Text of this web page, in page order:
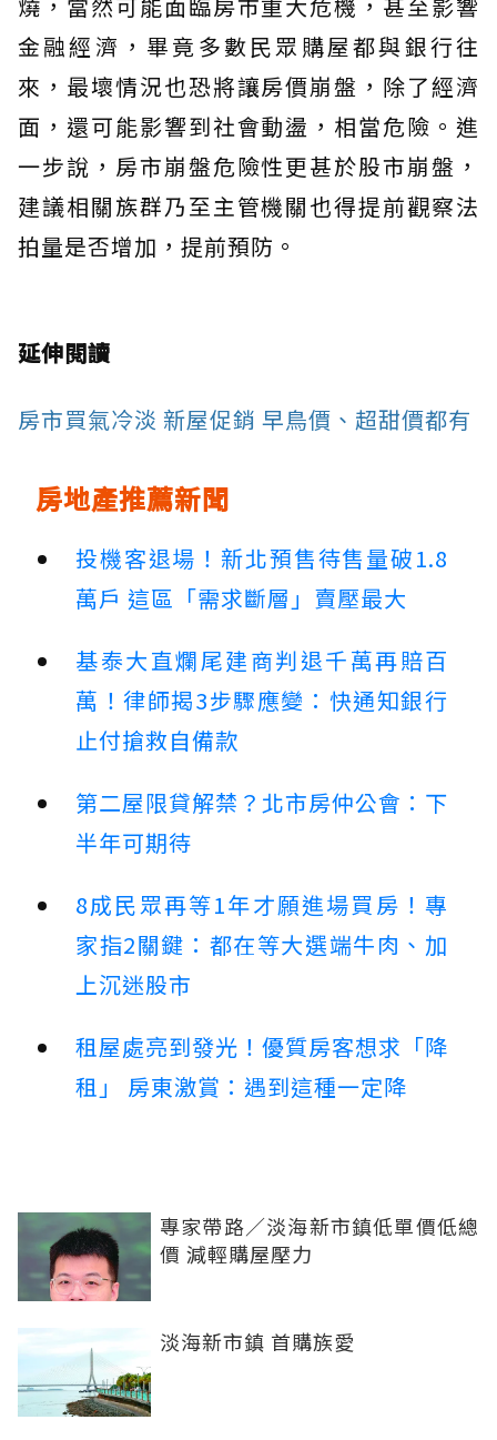
金融經濟，畢竟多數民眾購屋都與銀行往
來，最壞情況也恐將讓房價崩盤，除了經濟
面，還可能影響到社會動盪，相當危險。進
一步說，房市崩盤危險性更甚於股市崩盤，
建議相關族群乃至主管機關也得提前觀察法
拍量是否增加，提前預防。
延伸閱讀
房市買氣冷淡 新屋促銷 早鳥價、超甜價都有
房地產推薦新聞
投機客退場！新北預售待售量破1.8
萬戶 這區「需求斷層」賣壓最大
基泰大直爛尾建商判退千萬再賠百
萬！律師揭3步驟應變：快通知銀行
止付搶救自備款
第二屋限貸解禁？北市房仲公會：下
半年可期待
8成民眾再等1年才願進場買房！專
家指2關鍵：都在等大選端牛肉、加
上沉迷股市
租屋處亮到發光！優質房客想求「降
租」 房東激賞：遇到這種一定降
專家帶路／淡海新市鎮低單價低總
價 減輕購屋壓力
淡海新市鎮 首購族愛